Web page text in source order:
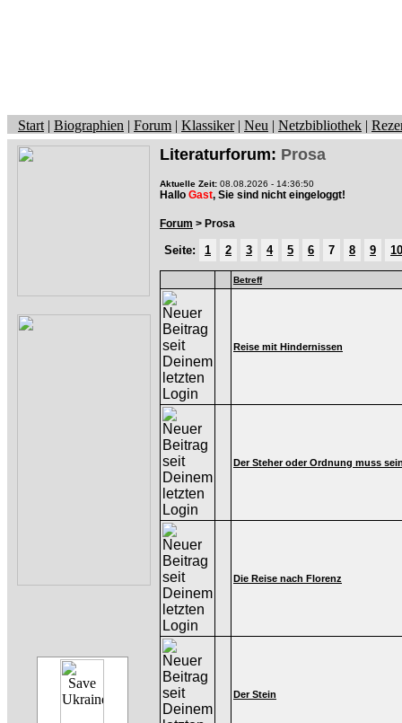
Start | Biographien | Forum | Klassiker| Neu | Netzbibliothek |
Literaturforum: Prosa
Aktuelle Zeit: 08.08.2026 - 14:36:50
Hallo Gast, Sie sind nicht eingeloggt!
Forum > Prosa
Seite: 1 2 3 4 5 6 7 8 9 10
Betreff
Reise mit Hindernissen
Der Steher oder Ordnung muss
Die Reise nach Florenz
Der Stein